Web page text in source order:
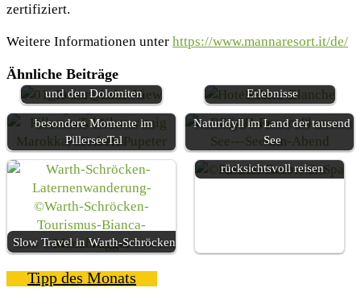
zertifiziert.
Weitere Informationen unter https://www.mannaresort.it/de/
Ähnliche Beiträge
Herbstzauber am Gardasee
und den Dolomiten
Erlebnisse
Einzigartige Plätze und
besondere Momente im
PillerseeTal
BEECH Resort Plauer See -
Naturidyll im Land der tausend
See
Slow Travel in Warth-Schröcken
Pionier in Asien für
rücksichtsvoll reisen
Tipp des Monats